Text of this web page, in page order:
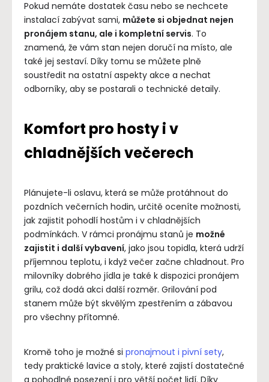
Pokud nemáte dostatek času nebo se nechcete
instalací zabývat sami, můžete si objednat nejen
pronájem stanu, ale i kompletní servis. To
znamená, že vám stan nejen doručí na místo, ale
také jej sestaví. Díky tomu se můžete plně
soustředit na ostatní aspekty akce a nechat
odborníky, aby se postarali o technické detaily.
Komfort pro hosty i v
chladnějších večerech
Plánujete-li oslavu, která se může protáhnout do
pozdních večerních hodin, určitě oceníte možnosti,
jak zajistit pohodlí hostům i v chladnějších
podmínkách. V rámci pronájmu stanů je možné
zajistit i další vybavení, jako jsou topidla, která udrží
příjemnou teplotu, i když večer začne chladnout. Pro
milovníky dobrého jídla je také k dispozici pronájem
grilu, což dodá akci další rozměr. Grilování pod
stanem může být skvělým zpestřením a zábavou
pro všechny přítomné.
Kromě toho je možné si pronajmout i pivní sety,
tedy praktické lavice a stoly, které zajistí dostatečné